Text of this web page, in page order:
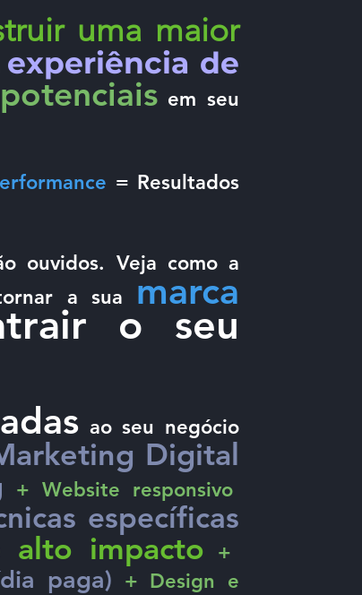
uma maior
experiência de
em seu
= Resultados
ouvidos. Veja como a
a sua marca
o seu
ao seu negócio
Digital
+ Website responsivo
específicas
alto impacto +
paga) + Design e